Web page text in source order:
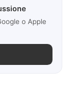
o Apple